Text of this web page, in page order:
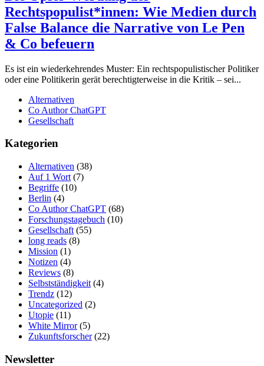
Rechtspopulist*innen: Wie Medien durch
False Balance die Narrative von Le Pen
& Co befeuern
Es ist ein wiederkehrendes Muster: Ein rechtspopulistischer Politiker
oder eine Politikerin gerät berechtigterweise in die Kritik – sei...
Alternativen
Co Author ChatGPT
Gesellschaft
Kategorien
Alternativen (38)
Auf 1 Wort (7)
Begriffe (10)
Berlin (4)
Co Author ChatGPT (68)
Forschungstagebuch (10)
Gesellschaft (55)
long reads (8)
Mission (1)
Notizen (4)
Reviews (8)
Selbstständigkeit (4)
Trendz (12)
Uncategorized (2)
Utopie (11)
White Mirror(5)
Zukunftsforscher(22)
Newsletter